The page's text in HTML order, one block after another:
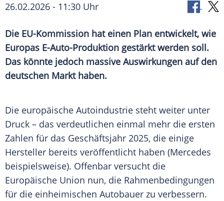
26.02.2026 - 11:30 Uhr
Die EU-Kommission hat einen Plan entwickelt, wie
Europas E-Auto-Produktion gestärkt werden soll.
Das könnte jedoch massive Auswirkungen auf den
deutschen Markt haben.
Die europäische Autoindustrie steht weiter unter
Druck – das verdeutlichen einmal mehr die ersten
Zahlen für das Geschäftsjahr 2025, die einige
Hersteller bereits veröffentlicht haben (Mercedes
beispielsweise). Offenbar versucht die
Europäische Union nun, die Rahmenbedingungen
für die einheimischen Autobauer zu verbessern.